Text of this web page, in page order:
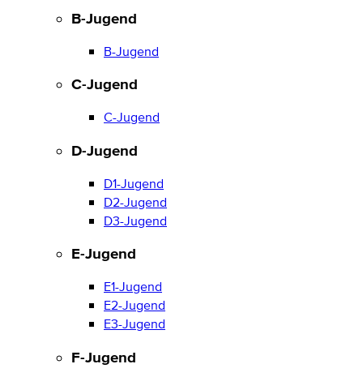
B-Jugend
B-Jugend
C-Jugend
C-Jugend
D-Jugend
D1-Jugend
D2-Jugend
D3-Jugend
E-Jugend
E1-Jugend
E2-Jugend
E3-Jugend
F-Jugend